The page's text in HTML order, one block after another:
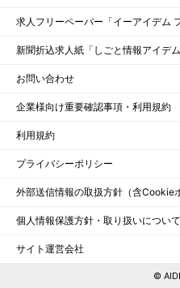
求人フリーペーパー「イーアイデム
新聞折込求人紙「しごと情報アイデム
お問い合わせ
企業様向け重要確認事項・利用規約
利用規約
プライバシーポリシー
外部送信情報の取扱方針（含Cookie
個人情報保護方針・取り扱いについて
サイト運営会社
©